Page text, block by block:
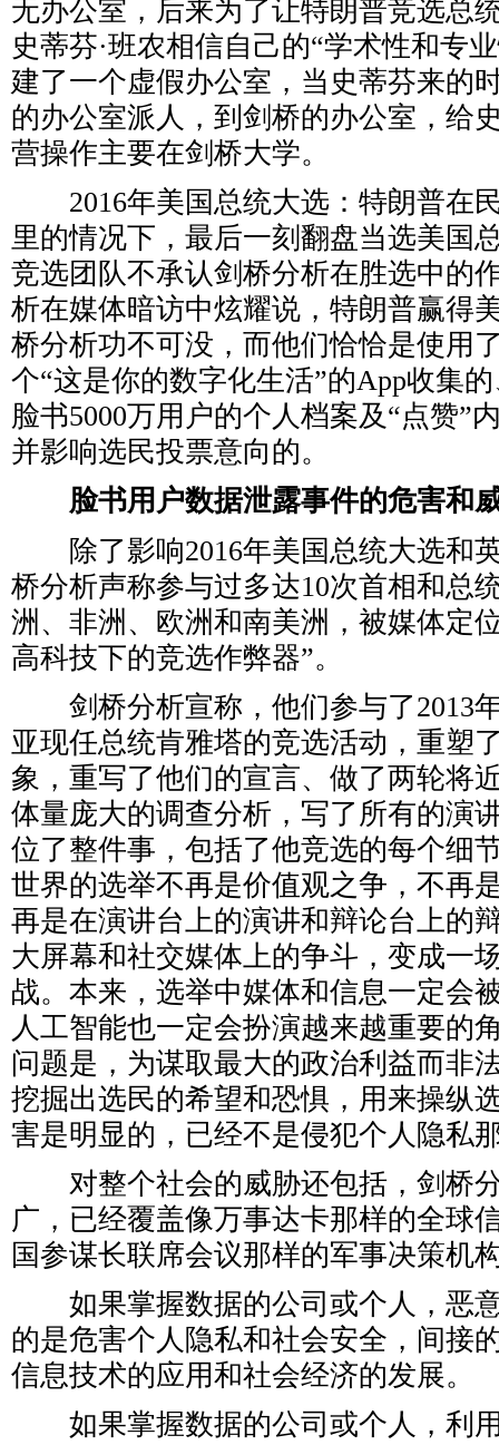
无办公室，后来为了让特朗普竞选总
史蒂芬·班农相信自己的“学术性和专
建了一个虚假办公室，当史蒂芬来的
的办公室派人，到剑桥的办公室，给
营操作主要在剑桥大学。
2016年美国总统大选：特朗普在
里的情况下，最后一刻翻盘当选美国
竞选团队不承认剑桥分析在胜选中的
析在媒体暗访中炫耀说，特朗普赢得
桥分析功不可没，而他们恰恰是使用
个“这是你的数字化生活”的App收集
脸书5000万用户的个人档案及“点赞”
并影响选民投票意向的。
脸书用户数据泄露事件的危害和
除了影响2016年美国总统大选和
桥分析声称参与过多达10次首相和总
洲、非洲、欧洲和南美洲，被媒体定
高科技下的竞选作弊器”。
剑桥分析宣称，他们参与了2013年
亚现任总统肯雅塔的竞选活动，重塑
象，重写了他们的宣言、做了两轮将
体量庞大的调查分析，写了所有的演
位了整件事，包括了他竞选的每个细
世界的选举不再是价值观之争，不再
再是在演讲台上的演讲和辩论台上的
大屏幕和社交媒体上的争斗，变成一
战。本来，选举中媒体和信息一定会
人工智能也一定会扮演越来越重要的
问题是，为谋取最大的政治利益而非
挖掘出选民的希望和恐惧，用来操纵
害是明显的，已经不是侵犯个人隐私
对整个社会的威胁还包括，剑桥
广，已经覆盖像万事达卡那样的全球
国参谋长联席会议那样的军事决策机
如果掌握数据的公司或个人，恶
的是危害个人隐私和社会安全，间接
信息技术的应用和社会经济的发展。
如果掌握数据的公司或个人，利